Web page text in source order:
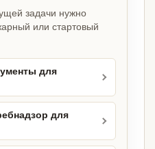
задачи нужно
или стартовый
для
для